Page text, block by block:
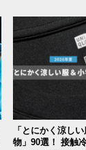
「とにかく涼し
物」90選！ 接触